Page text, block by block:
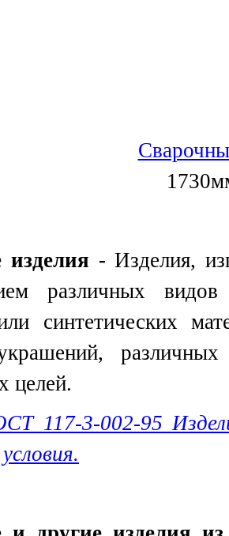
изделия -Изделия,
различных
синтетических
целей.
117-3-002-95